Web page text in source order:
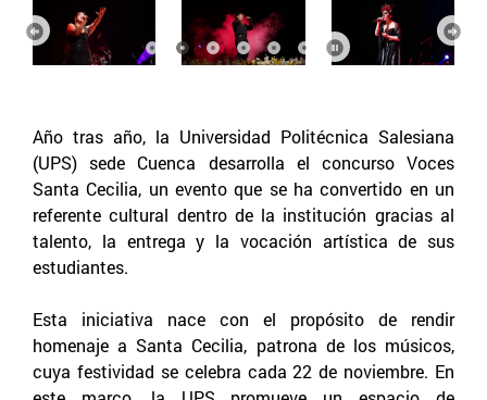
Anterior
Año tras año, la Universidad Politécnica Salesiana
(UPS) sede Cuenca desarrolla el concurso Voces
Santa Cecilia, un evento que se ha convertido en un
referente cultural dentro de la institución gracias al
talento, la entrega y la vocación artística de sus
estudiantes.
Esta iniciativa nace con el propósito de rendir
homenaje a Santa Cecilia, patrona de los músicos,
cuya festividad se celebra cada 22 de noviembre. En